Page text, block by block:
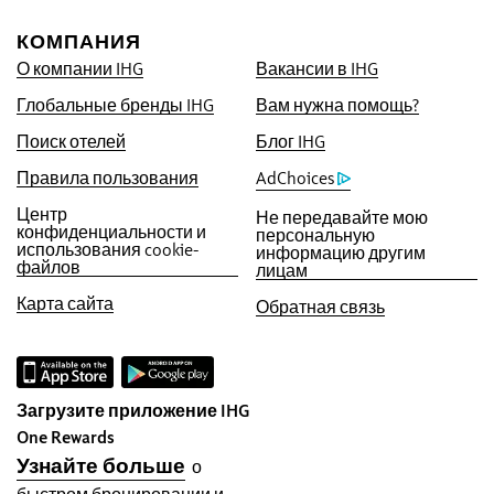
КОМПАНИЯ
О компании IHG
Вакансии в IHG
Глобальные бренды IHG
Вам нужна помощь?
Поиск отелей
Блог IHG
Правила пользования
AdChoices
Центр
конфиденциальности и
использования cookie-
файлов
Не передавайте мою
персональную
информацию другим
лицам
Карта сайта
Обратная связь
Загрузите приложение IHG
One Rewards
Узнайте больше о
цену ниже, мы предоставим Вам
возможность осуществить бронирование по
такой же цене и начислим в пять раз больше
баллов IHG® Rewards Club, вплоть до
40 000 баллов.
Гарантия онлайн-бронирования
Предоставление номера Вам
гарантировано.
Отсутствие комиссии за бронирование!
При бронировании непосредственно у нас
Конфиденциальность данных и
безопасность сайта
IHG серьезно относится к
неприкосновенности Вашей частной жизни и
делает все возможное для Вашей защиты.